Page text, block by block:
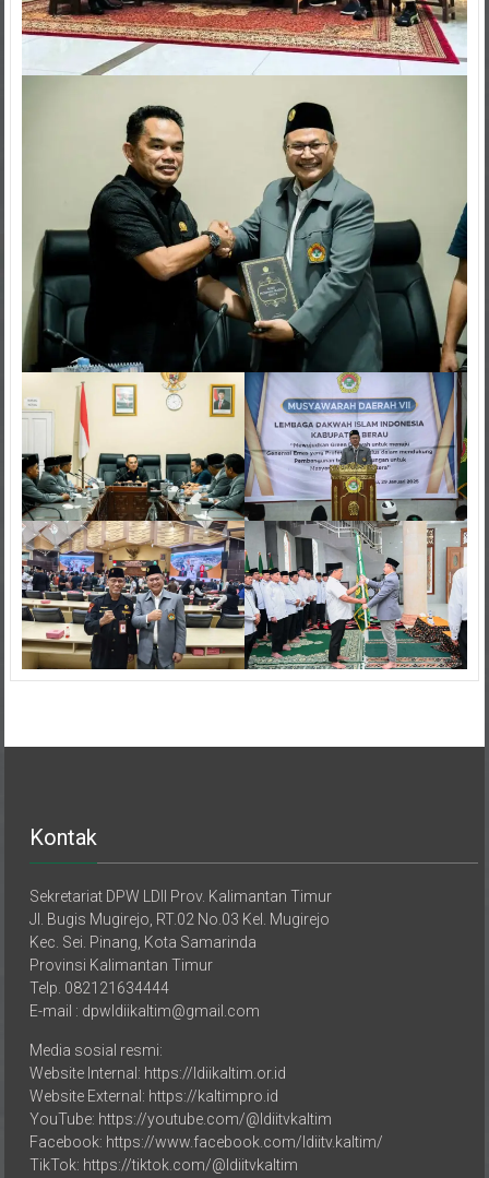
Jl. Bugis Mugirejo, RT.02 No.03 Kel. Mugirejo
Kec. Sei. Pinang, Kota Samarinda
Provinsi Kalimantan Timur
Telp. 082121634444
E-mail : dpwldiikaltim@gmail.com
Website Internal: https://ldiikaltim.or.id
Website External: https://kaltimpro.id
YouTube: https://youtube.com/@ldiitvkaltim
Facebook: https://www.facebook.com/ldiitv.kaltim/
TikTok: https://tiktok.com/@ldiitvkaltim
X: https://x.com/ldiitvkaltim